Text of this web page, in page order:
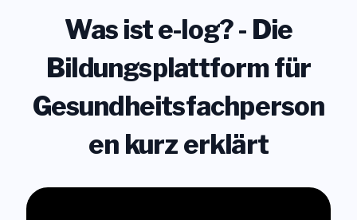
Was ist e-log? - Die
Bildungsplattform für
Gesundheitsfachperson
en kurz erklärt